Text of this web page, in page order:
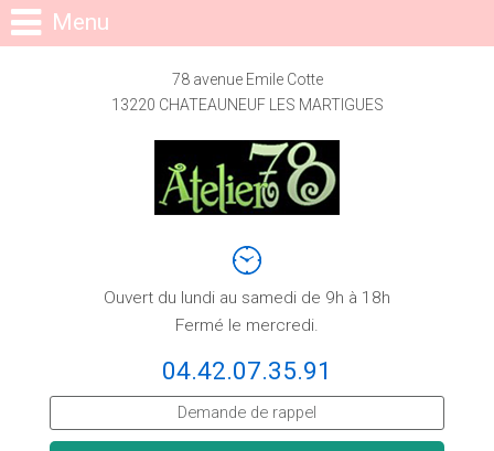
Menu
78 avenue Emile Cotte
13220 CHATEAUNEUF LES MARTIGUES
Ouvert du lundi au samedi de 9h à 18h
Fermé le mercredi.
04.42.07.35.91
Demande de rappel